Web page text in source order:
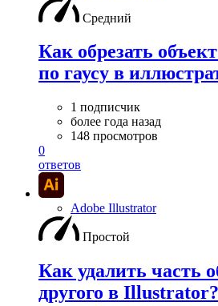
Средний
Как обрезать
по гаусу в
1 подписчик
более года назад
148 просмотров
0
ответов
Adobe Illustrator
Простой
Как удалить часть
другого в Illustrator?